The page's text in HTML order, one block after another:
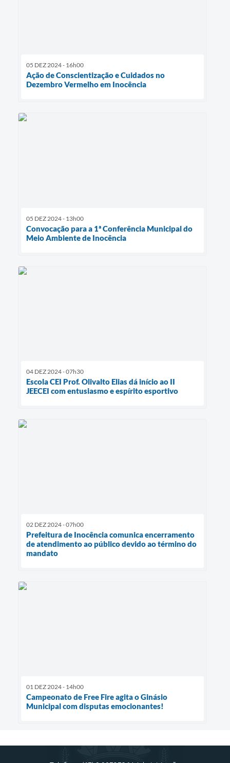
05 DEZ 2024 - 16h00
Ação de Conscientização e Cuidados no
Dezembro Vermelho em Inocência
05 DEZ 2024 - 13h00
Convocação para a 1ª Conferência Municipal do
Meio Ambiente de Inocência
04 DEZ 2024 - 07h30
Escola CEI Prof. Olivalto Elias dá início ao II
JEECEI com entusiasmo e espírito esportivo
02 DEZ 2024 - 07h00
Prefeitura de Inocência comunica encerramento
de atendimento ao público devido ao término do
mandato
01 DEZ 2024 - 14h00
Campeonato de Free Fire agita o Ginásio
Municipal com disputas emocionantes!